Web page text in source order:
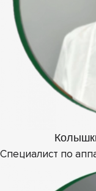
Специалист по